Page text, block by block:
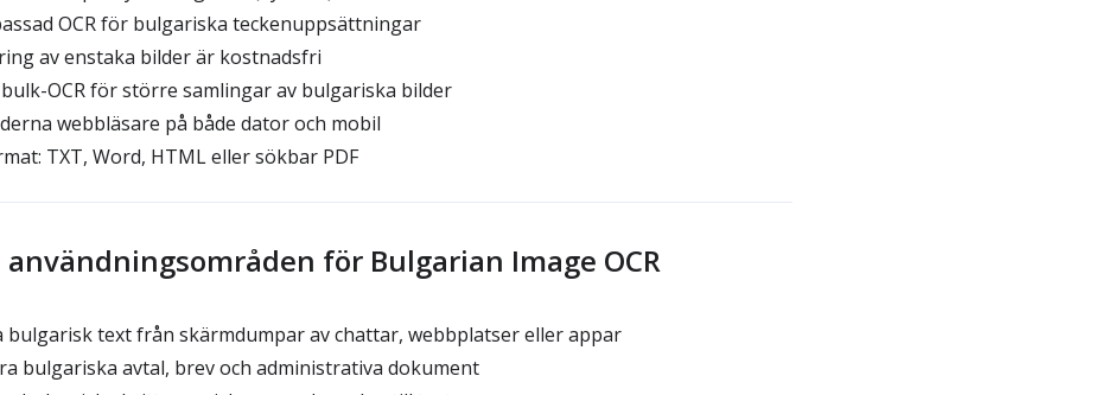
OCR för bulgariska teckenuppsättningar
av enstaka bilder är kostnadsfri
OCR för större samlingar av bulgariska bilder
webbläsare på både dator och mobil
TXT, Word, HTML eller sökbar PDF
för Bulgarian Image OCR
bulgarisk text från skärmdumpar av chattar, webbplatser eller appar
bulgariska avtal, brev och administrativa dokument